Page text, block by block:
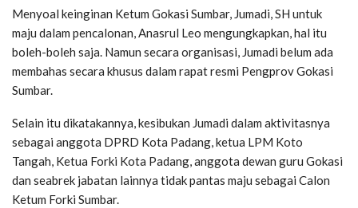
Menyoal keinginan Ketum Gokasi Sumbar, Jumadi, SH untuk
maju dalam pencalonan, Anasrul Leo mengungkapkan, hal itu
boleh-boleh saja. Namun secara organisasi, Jumadi belum ada
membahas secara khusus dalam rapat resmi Pengprov Gokasi
Sumbar.
Selain itu dikatakannya, kesibukan Jumadi dalam aktivitasnya
sebagai anggota DPRD Kota Padang, ketua LPM Koto
Tangah, Ketua Forki Kota Padang, anggota dewan guru Gokasi
dan seabrek jabatan lainnya tidak pantas maju sebagai Calon
Ketum Forki Sumbar.